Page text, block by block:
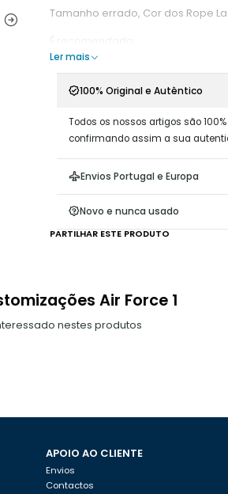
Tamanho errado, Cor dos Rope
- Ter o mínimo de contacto com
- Não raspar em superfícies que
- Manter a ponta do cordão
danificar a fita que se encontra na
Ler mais
100% Original e Autêntico
Todos os nossos artigos são
confirmando assim a sua
Envios Portugal e Europa
Novo e nunca usado
PARTILHAR ESTE PRODUTO
Air Force 1
nestes produtos
APOIO AO CLIENTE
Envios
Contactos